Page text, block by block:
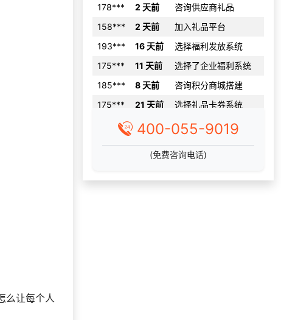
么让每个人
158***
2 天前
加入礼品平台
193***
16 天前
选择福利发放系统
175***
11 天前
选择了企业福利系统
185***
8 天前
咨询积分商城搭建
175***
21 天前
选择礼品卡券系统
190***
10 天前 加入礼品平台
155*** 24 天前
索要福利礼品采购资
料
17 天前
咨询一站式福利方案
400-055-9019
(免费咨询电话)